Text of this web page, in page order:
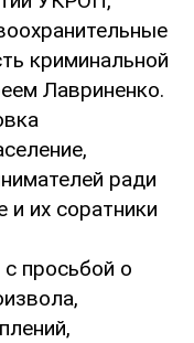
криминальной
Лавриненко.
ради
их соратники
просьбой о